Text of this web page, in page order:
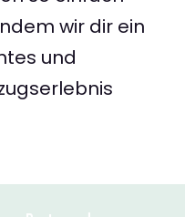
wir dir ein
und